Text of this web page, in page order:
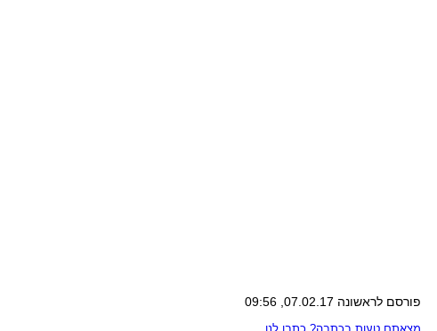
פורסם לראשונה 07.02.17, 09:56